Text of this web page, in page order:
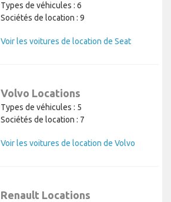
Types de véhicules : 6
Sociétés de location : 9
Voir les voitures de location de Seat
Volvo Locations
Types de véhicules : 5
Sociétés de location : 7
Voir les voitures de location de Volvo
Renault Locations